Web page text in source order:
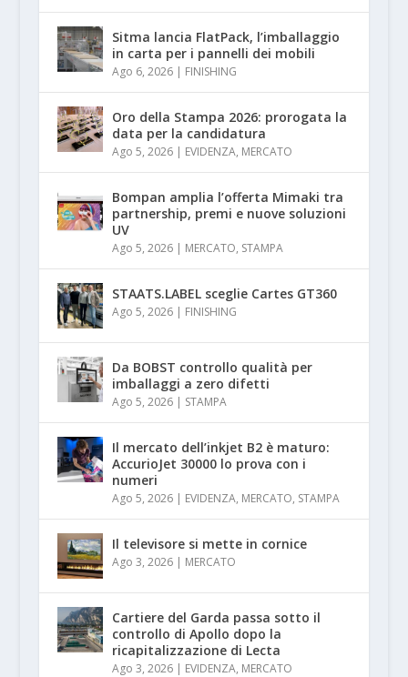
Sitma lancia FlatPack, l’imballaggio
in carta per i pannelli dei mobili
Ago 6, 2026| FINISHING
Oro della Stampa 2026: prorogata la
data per la candidatura
Ago 5, 2026| EVIDENZA, MERCATO
Bompan amplia l’offerta Mimaki tra
partnership, premi e nuove soluzioni
UV
Ago 5, 2026| MERCATO, STAMPA
STAATS.LABEL sceglie Cartes GT360
Ago 5, 2026| FINISHING
Da BOBST controllo qualità per
imballaggi a zero difetti
Ago 5, 2026| STAMPA
Il mercato dell’inkjet B2 è maturo:
AccurioJet 30000 lo prova con i
numeri
Ago 5, 2026| EVIDENZA, MERCATO, STAMPA
Il televisore si mette in cornice
Ago 3, 2026| MERCATO
Cartiere del Garda passa sotto il
controllo di Apollo dopo la
ricapitalizzazione di Lecta
Ago 3, 2026| EVIDENZA, MERCATO